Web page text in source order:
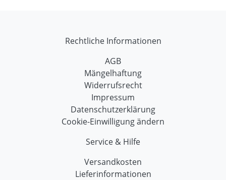
Rechtliche Informationen
AGB
Mängelhaftung
Widerrufsrecht
Impressum
Datenschutzerklärung
Cookie-Einwilligung ändern
Service & Hilfe
Versandkosten
Lieferinformationen